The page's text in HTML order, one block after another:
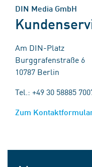
DIN Media GmbH
Am DIN-Platz
Burggrafenstraße 6
10787 Berlin
Tel.: +49 30 58885
Zum